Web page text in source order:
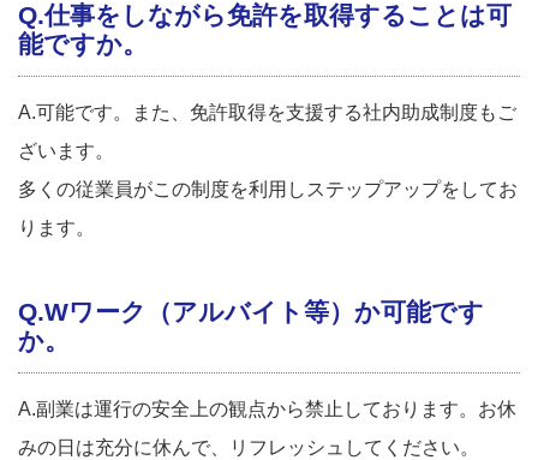
Q.仕事をしながら免許を取得することは可
能ですか。
A.可能です。また、免許取得を支援する社内助成制度もご
ざいます。
多くの従業員がこの制度を利用しステップアップをしてお
ります。
Q.Wワーク（アルバイト等）か可能です
か。
A.副業は運行の安全上の観点から禁止しております。お休
みの日は充分に休んで、リフレッシュしてください。